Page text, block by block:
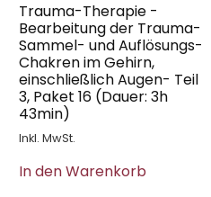
Trauma-Therapie -
Bearbeitung der Trauma-
Sammel- und Auflösungs-
Chakren im Gehirn,
einschließlich Augen- Teil
3, Paket 16 (Dauer: 3h
43min)
Inkl. MwSt.
In den Warenkorb